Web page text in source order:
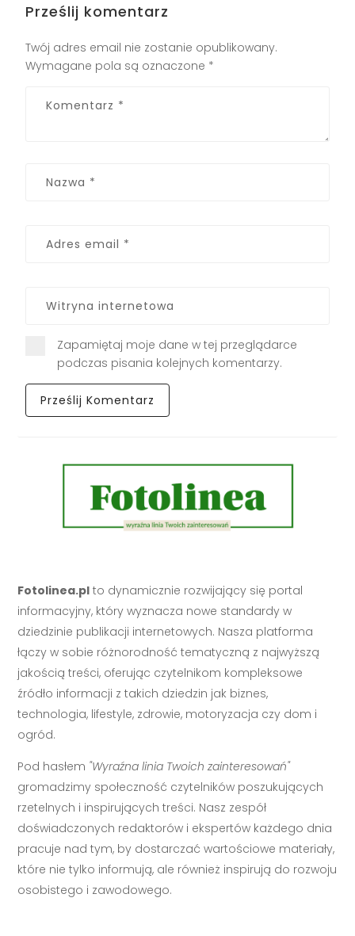
Prześlij komentarz
Twój adres email nie zostanie opublikowany.
Wymagane pola są oznaczone *
Zapamiętaj moje dane w tej przeglądarce
podczas pisania kolejnych komentarzy.
Fotolinea.pl to dynamicznie rozwijający się portal
informacyjny, który wyznacza nowe standardy w
dziedzinie publikacji internetowych. Nasza platforma
łączy w sobie różnorodność tematyczną z najwyższą
jakością treści, oferując czytelnikom kompleksowe
źródło informacji z takich dziedzin jak biznes,
technologia, lifestyle, zdrowie, motoryzacja czy dom i
ogród.
Pod hasłem "Wyraźna linia Twoich zainteresowań"
gromadzimy społeczność czytelników poszukujących
rzetelnych i inspirujących treści. Nasz zespół
doświadczonych redaktorów i ekspertów każdego dnia
pracuje nad tym, by dostarczać wartościowe materiały,
które nie tylko informują, ale również inspirują do rozwoju
osobistego i zawodowego.